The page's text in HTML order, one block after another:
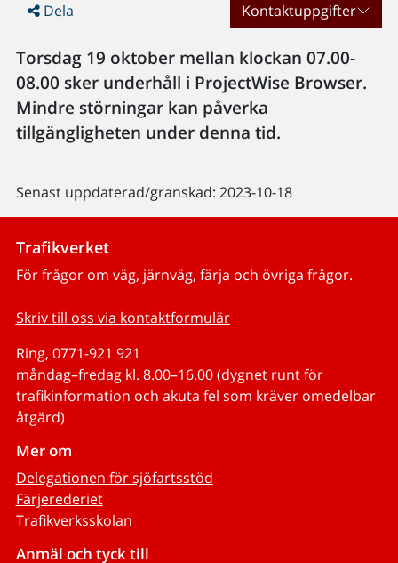
Dela Kontaktuppgifter
Torsdag 19 oktober mellan klockan 07.00-
08.00 sker underhåll i ProjectWise Browser.
Mindre störningar kan påverka
tillgängligheten under denna tid.
Senast uppdaterad/granskad: 2023-10-18
Trafikverket
För frågor om väg, järnväg, färja och övriga frågor.
Skriv till oss via kontaktformulär
Ring, 0771-921 921
måndag–fredag kl. 8.00–16.00 (dygnet runt för
trafikinformation och akuta fel som kräver omedelbar
åtgärd)
Mer om
Delegationen för sjöfartsstöd
Färjerederiet
Trafikverksskolan
Anmäl och tyck till